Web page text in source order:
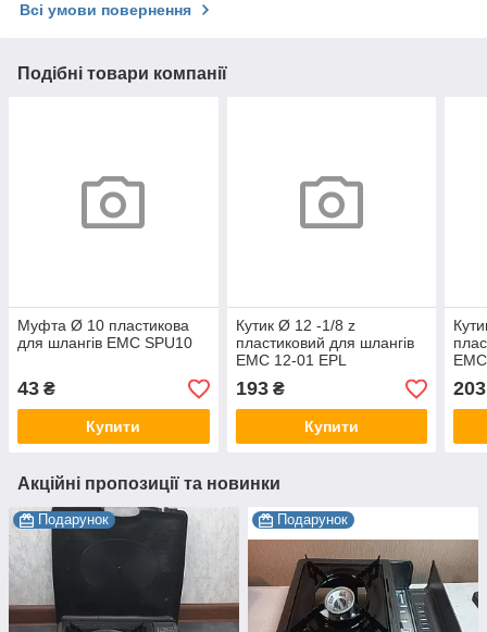
Всі умови повернення
Подібні товари компанії
Муфта Ø 10 пластикова
для шлангів EMC SPU10
43 ₴
Купити
Кутик Ø 12 -1/8 z
пластиковий для шлангів
EMC 12-01 EPL
193₴
Купити
203
Акційні пропозиції та новинки
Подарунок Подарунок